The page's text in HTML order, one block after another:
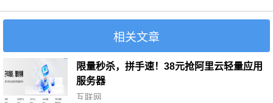
相关文章
限量秒杀，拼手速！38元抢阿里云轻量应用
服务器
互联网